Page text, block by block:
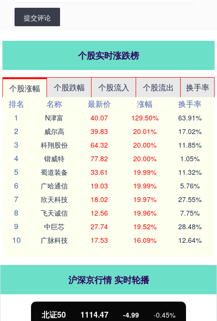
提交评论
个股实时涨跌榜
个股涨幅 个股跌幅 个股流入 个股流出
换手率
排名
名称 最新价 涨幅
换手率
1
N津富 40.07 129.50% 63.91%
2 威尔高 39.83 20.01% 17.02%
3 科翔股份 64.32 20.00% 11.85%
4 锴威特 77.82 20.00% 1.05%
5 蜀道装备 33.61 19.99% 11.32%
6 广哈通信 19.03 19.99% 5.76%
7 欣天科技 18.02 19.97% 27.55%
8 飞天诚信 12.56 19.96% 7.75%
9 中巨芯 27.74 19.52% 28.48%
10 广脉科技 17.53 16.09% 12.64%
沪深京行情 实时轮播
北证50 1114.47 -4.99 -0.45%